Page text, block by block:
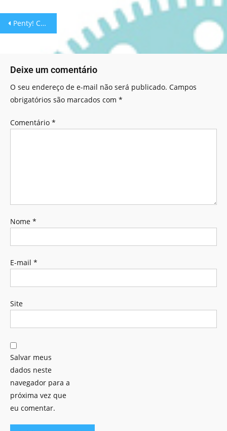
Penty! Conecte as formas
Deixe um comentário
O seu endereço de e-mail não será publicado. Campos
obrigatórios são marcados com *
Comentário *
Nome *
E-mail *
Site
Salvar meus
dados neste
navegador para a
próxima vez que
eu comentar.